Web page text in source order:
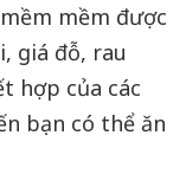
mềm được
giá đỗ, rau
hợp của các
bạn có thể ăn